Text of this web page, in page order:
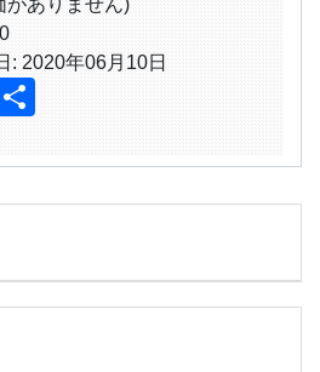
がありません)
: 2020年06月10日
Email